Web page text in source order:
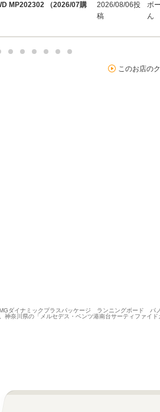
MP202302 （2026/07購
2026/08/06投
稿
ボ
ん
このお店の
イナミックプラスパッケージ ランニングボード パ
川県の「メルセデス・ベンツ港南台サーティファイド